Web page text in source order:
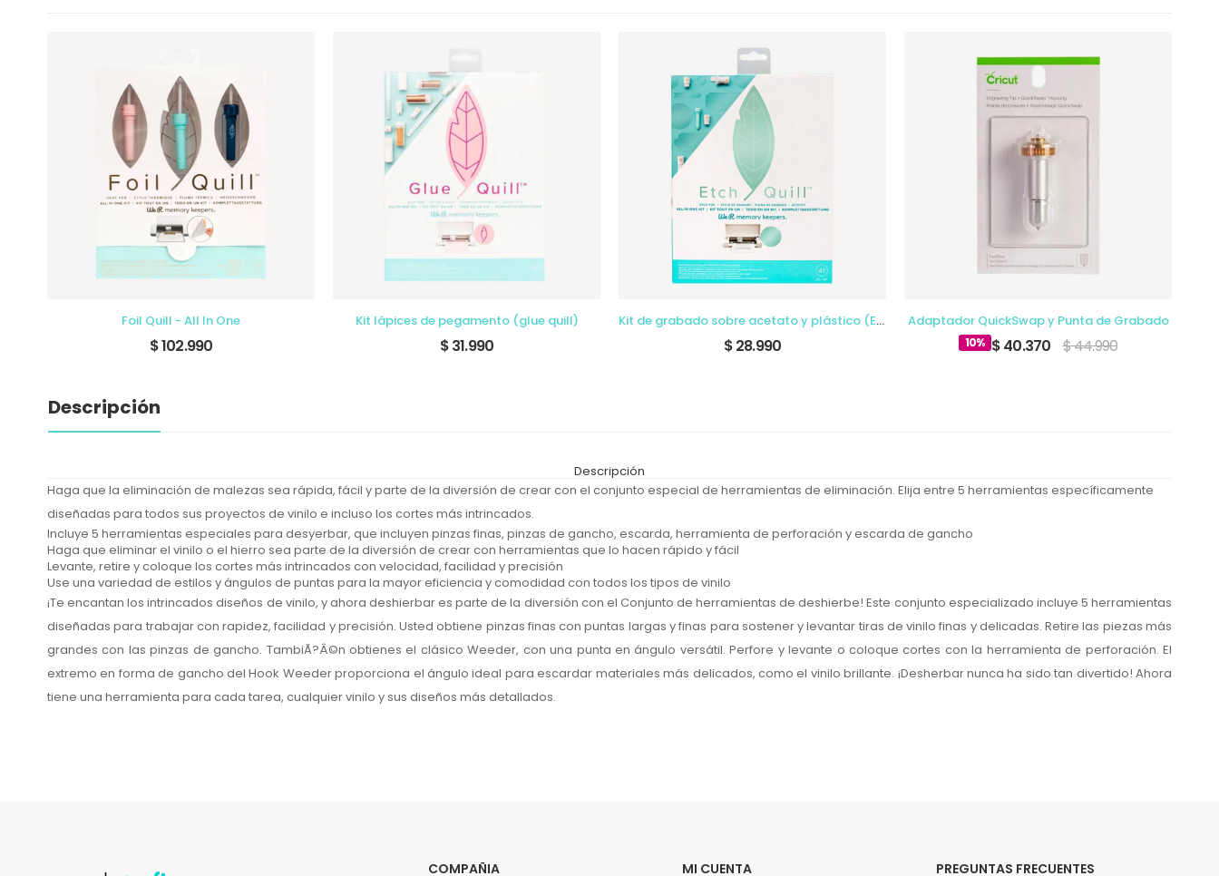
Foil Quill - All In One
$ 102.990
Kit lápices de pegamento (glue quill)
$ 31.990
Kit de grabado sobre acetato y plástico (Etch Quill)
$ 28.990
Adaptador QuickSwap y Punta de Grabado
10% $ 40.370 $ 44.990
Descripción
Descripción
Haga que la eliminación de malezas sea rápida, fácil y parte de la diversión de crear con el conjunto especial de herramientas de eliminación. Elija entre 5 herramientas específicamente
diseñadas para todos sus proyectos de vinilo e incluso los cortes más intrincados.
Incluye 5 herramientas especiales para desyerbar, que incluyen pinzas finas, pinzas de gancho, escarda, herramienta de perforación y escarda de gancho
Haga que eliminar el vinilo o el hierro sea parte de la diversión de crear con herramientas que lo hacen rápido y fácil
Levante, retire y coloque los cortes más intrincados con velocidad, facilidad y precisión
Use una variedad de estilos y ángulos de puntas para la mayor eficiencia y comodidad con todos los tipos de vinilo
¡Te encantan los intrincados diseños de vinilo, y ahora deshierbar es parte de la diversión con el Conjunto de herramientas de deshierbe! Este conjunto especializado incluye 5 herramientas
diseñadas para trabajar con rapidez, facilidad y precisión. Usted obtiene pinzas finas con puntas largas y finas para sostener y levantar tiras de vinilo finas y delicadas. Retire las piezas más
grandes con las pinzas de gancho. TambiÃ?Â©n obtienes el clásico Weeder, con una punta en ángulo versátil. Perfore y levante o coloque cortes con la herramienta de perforación. El
extremo en forma de gancho del Hook Weeder proporciona el ángulo ideal para escardar materiales más delicados, como el vinilo brillante. ¡Desherbar nunca ha sido tan divertido! Ahora
tiene una herramienta para cada tarea, cualquier vinilo y sus diseños más detallados.
COMPAÑIA MI CUENTA PREGUNTAS FRECUENTES